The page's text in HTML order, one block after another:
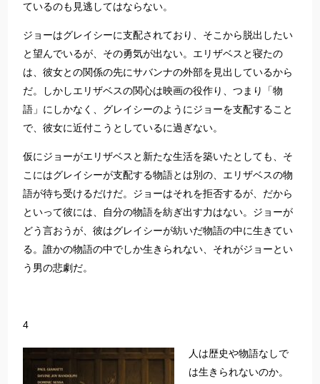
ているのも見逃してはならない。
ジョーはグレイシーに支配されており、そこから脱出したい
と望んでいるが、その勇気が出ない。エリザベスと寝たの
は、彼女との関係の先にサバンナの外部を見出しているから
だ。しかしエリザベスの関心は映画の役作り、つまり「物
語」にしかなく、グレイシーのようにジョーを支配すること
で、彼女に近付こうとしているに過ぎない。
仮にジョーがエリザベスと新たな生活を築いたとしても、そ
こにはグレイシーが支配する物語とは別の、エリザベスの物
語が待ち受けるだけだ。ジョーはそれを拒否するが、だから
といって彼には、自分の物語を紡ぎ出す力はない。ジョーが
どう言おうが、彼はグレイシーが紡いだ物語の中に生きてい
る。誰かの物語の中でしか生きられない、それがジョーとい
う男の悲劇だ。
4
人は歴史や物語なしで
は生きられないのか。